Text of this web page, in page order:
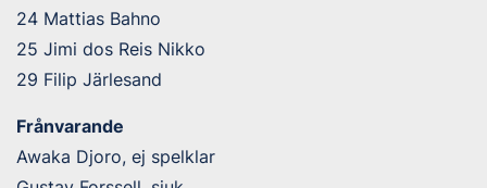
24 Mattias Bahno
25 Jimi dos Reis Nikko
29 Filip Järlesand
Frånvarande
Awaka Djoro, ej spelklar